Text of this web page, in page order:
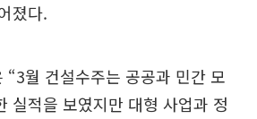
졌다.
“3월 건설수주는 공공과 민간 모
실적을 보였지만 대형 사업과 정